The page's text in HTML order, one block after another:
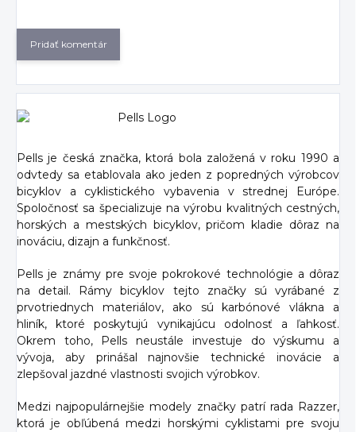
Pridať komentár
Pells je česká značka, ktorá bola založená v roku 1990 a
odvtedy sa etablovala ako jeden z popredných výrobcov
bicyklov a cyklistického vybavenia v strednej Európe.
Spoločnosť sa špecializuje na výrobu kvalitných cestných,
horských a mestských bicyklov, pričom kladie dôraz na
inováciu, dizajn a funkčnosť.
Pells je známy pre svoje pokrokové technológie a dôraz
na detail. Rámy bicyklov tejto značky sú vyrábané z
prvotriednych materiálov, ako sú karbónové vlákna a
hliník, ktoré poskytujú vynikajúcu odolnosť a ľahkosť.
Okrem toho, Pells neustále investuje do výskumu a
vývoja, aby prinášal najnovšie technické inovácie a
zlepšoval jazdné vlastnosti svojich výrobkov.
Medzi najpopulárnejšie modely značky patrí rada Razzer,
ktorá je obľúbená medzi horskými cyklistami pre svoju